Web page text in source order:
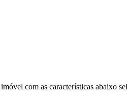
com as características abaixo